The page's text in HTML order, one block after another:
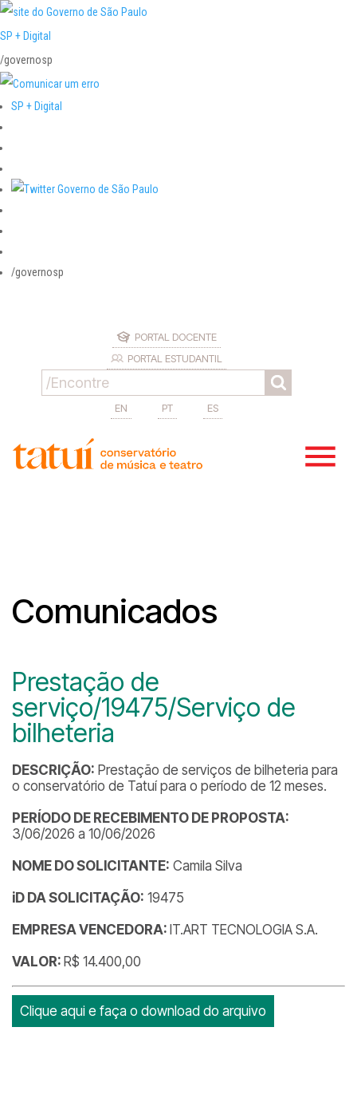
SP + Digital
/governosp
SP + Digital
/governosp
PORTAL DOCENTE
PORTAL ESTUDANTIL
EN PT ES
Comunicados
Prestação de
serviço/19475/Serviço de
bilheteria
DESCRIÇÃO: Prestação de serviços de bilheteria para
o conservatório de Tatuí para o período de 12 meses.
PERÍODO DE RECEBIMENTO DE PROPOSTA:
3/06/2026 a 10/06/2026
NOME DO SOLICITANTE: Camila Silva
iD DA SOLICITAÇÃO: 19475
EMPRESA VENCEDORA: IT.ART TECNOLOGIA S.A.
VALOR: R$ 14.400,00
Clique aqui e faça o download do arquivo